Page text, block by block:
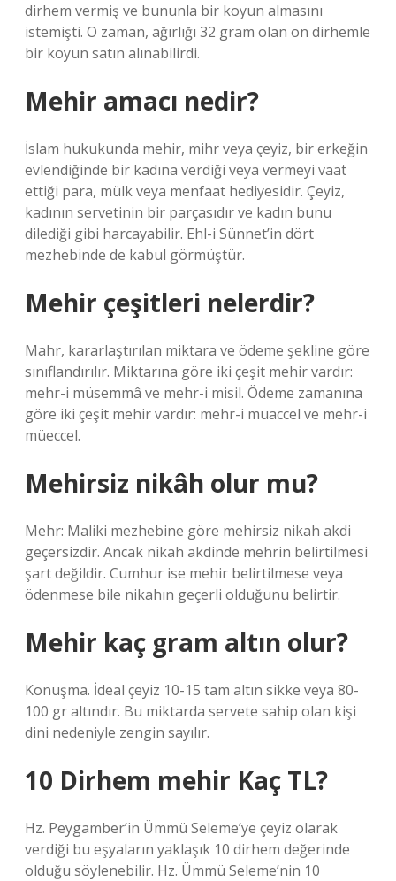
dirhem vermiş ve bununla bir koyun almasını
istemişti. O zaman, ağırlığı 32 gram olan on dirhemle
bir koyun satın alınabilirdi.
Mehir amacı nedir?
İslam hukukunda mehir, mihr veya çeyiz, bir erkeğin
evlendiğinde bir kadına verdiği veya vermeyi vaat
ettiği para, mülk veya menfaat hediyesidir. Çeyiz,
kadının servetinin bir parçasıdır ve kadın bunu
dilediği gibi harcayabilir. Ehl-i Sünnet’in dört
mezhebinde de kabul görmüştür.
Mehir çeşitleri nelerdir?
Mahr, kararlaştırılan miktara ve ödeme şekline göre
sınıflandırılır. Miktarına göre iki çeşit mehir vardır:
mehr-i müsemmâ ve mehr-i misil. Ödeme zamanına
göre iki çeşit mehir vardır: mehr-i muaccel ve mehr-i
müeccel.
Mehirsiz nikâh olur mu?
Mehr: Maliki mezhebine göre mehirsiz nikah akdi
geçersizdir. Ancak nikah akdinde mehrin belirtilmesi
şart değildir. Cumhur ise mehir belirtilmese veya
ödenmese bile nikahın geçerli olduğunu belirtir.
Mehir kaç gram altın olur?
Konuşma. İdeal çeyiz 10-15 tam altın sikke veya 80-
100 gr altındır. Bu miktarda servete sahip olan kişi
dini nedeniyle zengin sayılır.
10 Dirhem mehir Kaç TL?
Hz. Peygamber’in Ümmü Seleme’ye çeyiz olarak
verdiği bu eşyaların yaklaşık 10 dirhem değerinde
olduğu söylenebilir. Hz. Ümmü Seleme’nin 10